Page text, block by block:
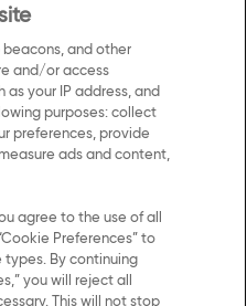
and other
and/or access
as your IP address, and
purposes: collect
preferences, provide
ads and content,
agree to the use of all
Preferences” to
By continuing
you will reject all
This will not stop